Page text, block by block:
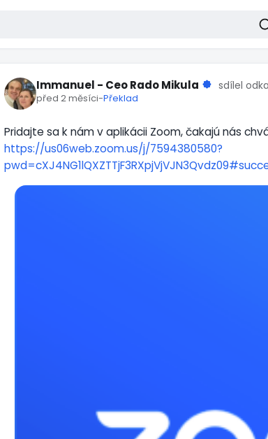
Immanuel - Ceo Rado Mikula sdílel
před 2 měsíci-Překlad
Pridajte sa k nám v aplikácii Zoom, čakajú nás
https://us06web.zoom.us/j/7594380580?